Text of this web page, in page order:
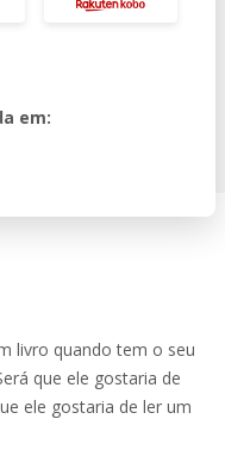
em:
livro quando tem o seu
que ele gostaria de
ele gostaria de ler um